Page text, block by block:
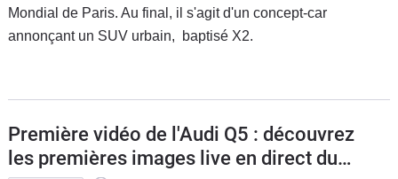
Mondial de Paris. Au final, il s'agit d'un concept-car
annonçant un SUV urbain, baptisé X2.
Première vidéo de l'Audi Q5 : découvrez
les premières images live en direct du